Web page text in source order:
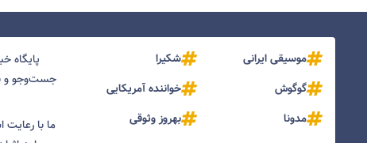
موسیقی ایرانی
شکیرا
گوگوش
خواننده آمریکایی
مدونا
بهروز وثوقی
پایگاه
جست‌و‌جو و
ما با رعایت